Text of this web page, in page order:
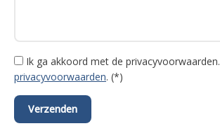
Ik ga akkoord met de privacyvoorwaarden.
privacyvoorwaarden. (*)